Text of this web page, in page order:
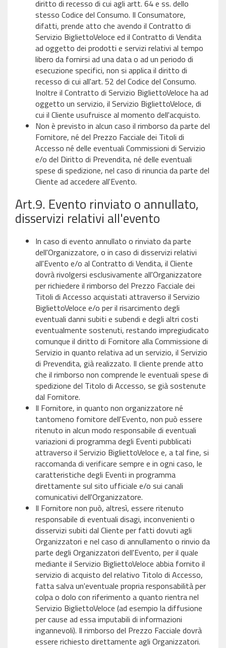
diritto di recesso di cui agli artt. 64 e ss. dello
stesso Codice del Consumo. Il Consumatore,
difatti, prende atto che avendo il Contratto di
Servizio BigliettoVeloce ed il Contratto di Vendita
ad oggetto dei prodotti e servizi relativi al tempo
libero da fornirsi ad una data o ad un periodo di
esecuzione specifici, non si applica il diritto di
recesso di cui all'art. 52 del Codice del Consumo.
Inoltre il Contratto di Servizio BigliettoVeloce ha ad
oggetto un servizio, il Servizio BigliettoVeloce, di
cui il Cliente usufruisce al momento dell'acquisto.
Non è previsto in alcun caso il rimborso da parte del
Fornitore, né del Prezzo Facciale dei Titoli di
Accesso né delle eventuali Commissioni di Servizio
e/o del Diritto di Prevendita, né delle eventuali
spese di spedizione, nel caso di rinuncia da parte del
Cliente ad accedere all'Evento.
Art.9. Evento rinviato o annullato,
disservizi relativi all'evento
In caso di evento annullato o rinviato da parte
dell'Organizzatore, o in caso di disservizi relativi
all'Evento e/o al Contratto di Vendita, il Cliente
dovrà rivolgersi esclusivamente all'Organizzatore
per richiedere il rimborso del Prezzo Facciale dei
Titoli di Accesso acquistati attraverso il Servizio
BigliettoVeloce e/o per il risarcimento degli
eventuali danni subiti e subendi e degli altri costi
eventualmente sostenuti, restando impregiudicato
comunque il diritto di Fornitore alla Commissione di
Servizio in quanto relativa ad un servizio, il Servizio
di Prevendita, già realizzato. Il cliente prende atto
che il rimborso non comprende le eventuali spese di
spedizione del Titolo di Accesso, se già sostenute
dal Fornitore.
Il Fornitore, in quanto non organizzatore né
tantomeno fornitore dell'Evento, non può essere
ritenuto in alcun modo responsabile di eventuali
variazioni di programma degli Eventi pubblicati
attraverso il Servizio BigliettoVeloce e, a tal fine, si
raccomanda di verificare sempre e in ogni caso, le
caratteristiche degli Eventi in programma
direttamente sul sito ufficiale e/o sui canali
comunicativi dell'Organizzatore.
Il Fornitore non può, altresì, essere ritenuto
responsabile di eventuali disagi, inconvenienti o
disservizi subiti dal Cliente per fatti dovuti agli
Organizzatori e nel caso di annullamento o rinvio da
parte degli Organizzatori dell'Evento, per il quale
mediante il Servizio BigliettoVeloce abbia fornito il
servizio di acquisto del relativo Titolo di Accesso,
fatta salva un'eventuale propria responsabilità per
colpa o dolo con riferimento a quanto rientra nel
Servizio BigliettoVeloce (ad esempio la diffusione
per cause ad essa imputabili di informazioni
ingannevoli). Il rimborso del Prezzo Facciale dovrà
essere richiesto direttamente agli Organizzatori.